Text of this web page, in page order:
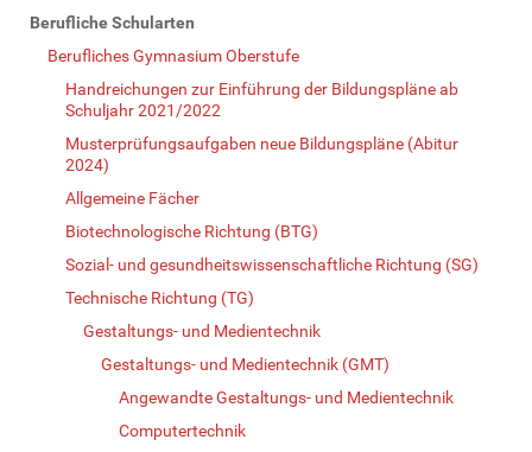
Berufliche Schularten
Berufliches Gymnasium Oberstufe
Handreichungen zur Einführung der Bildungspläne ab
Schuljahr 2021/2022
Musterprüfungsaufgaben neue Bildungspläne (Abitur
2024)
Allgemeine Fächer
Biotechnologische Richtung (BTG)
Sozial- und gesundheitswissenschaftliche Richtung (SG)
Technische Richtung (TG)
Gestaltungs- und Medientechnik
Gestaltungs- und Medientechnik (GMT)
Angewandte Gestaltungs- und Medientechnik
Computertechnik